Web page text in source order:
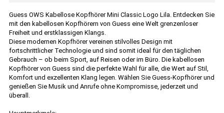
Guess OWS Kabellose Kopfhörer Mini Classic Logo Lila. Entdecken Sie
mit den kabellosen Kopfhörern von Guess eine Welt grenzenloser
Freiheit und erstklassigen Klangs.
Diese modernen Kopfhörer vereinen stilvolles Design mit
fortschrittlicher Technologie und sind somit ideal für den täglichen
Gebrauch – ob beim Sport, auf Reisen oder im Büro. Die kabellosen
Kopfhörer von Guess sind die perfekte Wahl für alle, die Wert auf Stil,
Komfort und exzellenten Klang legen. Wählen Sie Guess-Kopfhörer und
genießen Sie Musik und Anrufe ohne Kompromisse, jederzeit und
überall.